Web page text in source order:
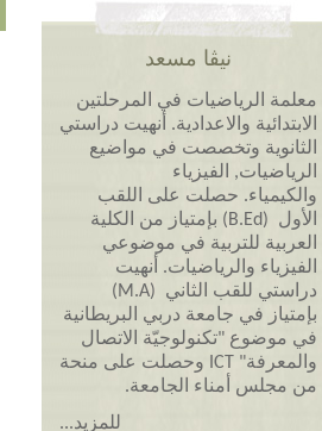
نيڤا مسعد
معلمة الرياضيات في المرحلتين
الابتدائية والاعدادية. أنهيت دراستي
الثانوية وتخصصت في مواضيع
الرياضيات, الفيزياء
والكيمياء. حصلت على اللقب
الأول (B.Ed) بإمتياز من الكلية
العربية للتربية في موضوعي
الفيزياء والرياضيات. أنهيت
دراستي للقب الثاني (M.A)
بإمتياز في جامعة دربي البريطانية
في موضوع "تكنولوجيّة الاتصال
والمعرفة" ICT وحصلت على منحة
من مجلس أمناء الجامعة.
للمزيد...